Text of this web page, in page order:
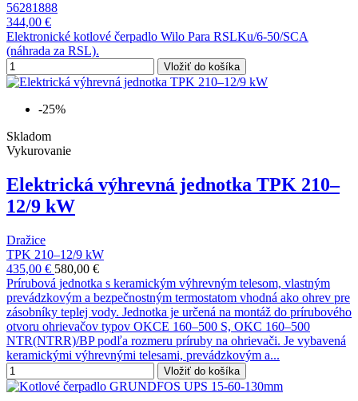
56281888
344,00 €
Elektronické kotlové čerpadlo Wilo Para RSLKu/6-50/SCA
(náhrada za RSL).
Vložiť do košíka
-25%
Skladom
Vykurovanie
Elektrická výhrevná jednotka TPK 210–
12/9 kW
Dražice
TPK 210–12/9 kW
435,00 € 580,00 €
Prírubová jednotka s keramickým výhrevným telesom, vlastným
prevádzkovým a bezpečnostným termostatom vhodná ako ohrev pre
zásobníky teplej vody. Jednotka je určená na montáž do prírubového
otvoru ohrievačov typov OKCE 160–500 S, OKC 160–500
NTR(NTRR)/BP podľa rozmeru príruby na ohrievači. Je vybavená
keramickými výhrevnými telesami, prevádzkovým a...
Vložiť do košíka